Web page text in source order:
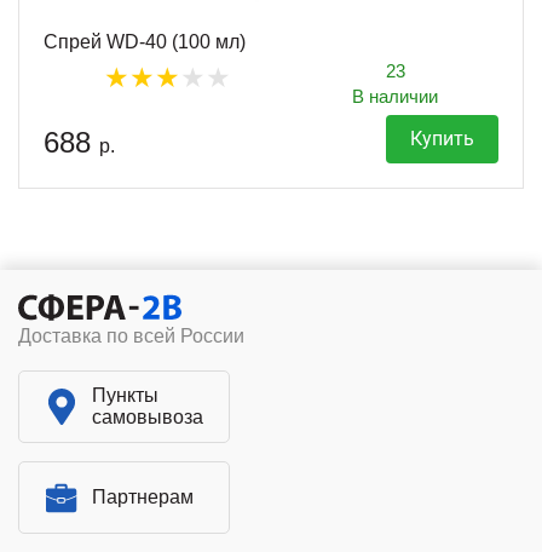
Спрей WD-40 (100 мл)
23
В наличии
688 р. Купить
Доставка по всей России
Пункты
самовывоза
Партнерам